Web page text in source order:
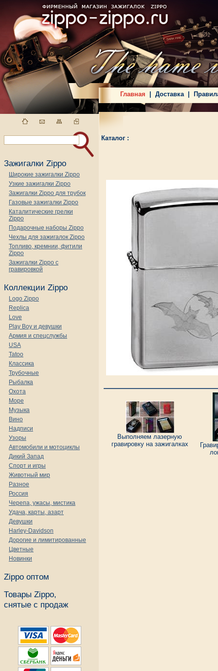
Главная Доставка
Зажигалки Zippo
Широкие зажигалки Zippo
Узкие зажигалки Zippo
Зажигалки Zippo для трубок
Газовые зажигалки Zippo
Каталитические грелки
Zippo
Подарочные наборы Zippo
Чехлы для зажигалок Zippo
Топливо, кремнии, фитили
Zippo
Зажигалки Zippo с
гравировкой
Коллекции Zippo
Logo Zippo
Replica
Love
Play Boy и девушки
Армия и спецслужбы
USA
Tatoo
Классика
Трубочные
Рыбалка
Охота
Море
Музыка
Вино
Надписи
Узоры
Автомобили и мотоциклы
Дикий Запад
Спорт и игры
Животный мир
Разное
Россия
Черепа, ужасы, мистика
Удача, карты, азарт
Девушки
Harley-Davidson
Дорогие и лимитированные
Цветные
Новинки
Zippo оптом
Товары Zippo,
снятые с продаж
Каталог :
Выполняем лазерную
гравировку на зажигалках